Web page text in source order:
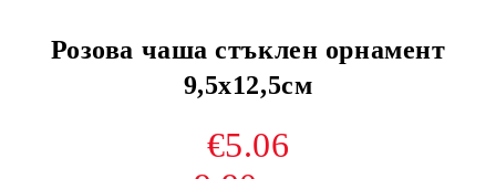
Розова чаша стъклен орнамент
9,5х12,5см
€5.06